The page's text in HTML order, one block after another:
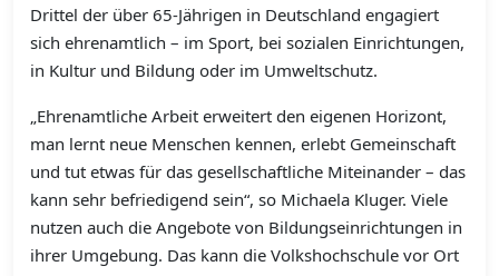
Drittel der über 65-Jährigen in Deutschland engagiert
sich ehrenamtlich – im Sport, bei sozialen Einrichtungen,
in Kultur und Bildung oder im Umweltschutz.
„Ehrenamtliche Arbeit erweitert den eigenen Horizont,
man lernt neue Menschen kennen, erlebt Gemeinschaft
und tut etwas für das gesellschaftliche Miteinander – das
kann sehr befriedigend sein“, so Michaela Kluger. Viele
nutzen auch die Angebote von Bildungseinrichtungen in
ihrer Umgebung. Das kann die Volkshochschule vor Ort